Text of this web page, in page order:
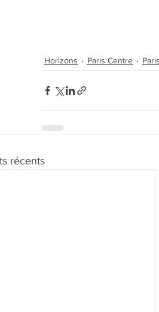
Horizons Paris Centre
récents